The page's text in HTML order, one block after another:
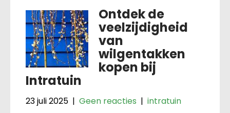
Ontdek de
veelzijdigheid
van
wilgentakken
kopen bij
Intratuin
23 juli 2025 | Geen reacties | intratuin